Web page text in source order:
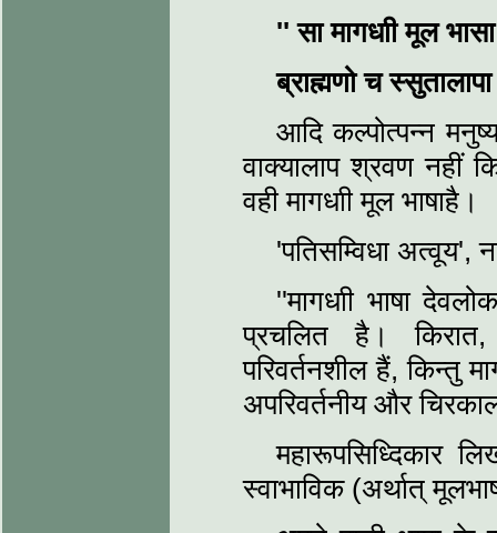
'' सा मागधाी मूल
ब्राह्मणो च
आदि कल्पोत्पन्न
वाक्यालाप श्रवण नहीं
वही मागधाी मूल भाषाहै।
'पतिसम्विधा अत्वूय',
''मागधाी भाषा
प्रचलित है।
परिवर्तनशील हैं, किन्तु
अपरिवर्तनीय और
महारूपसिध्दिकार
स्वाभाविक (अर्थात्